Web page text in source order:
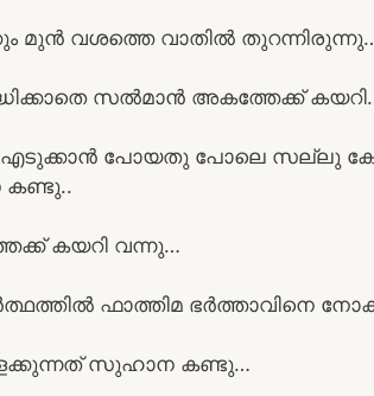
മുൻ വശത്തെ വാതിൽ
സൽമാൻ അകത്തേക്ക്
എടുക്കാൻ പോയതു പോലെ സല്ലു
കയറി വന്നു…
ഫാത്തിമ ഭർത്താവിനെ
സുഹാന കണ്ടു…